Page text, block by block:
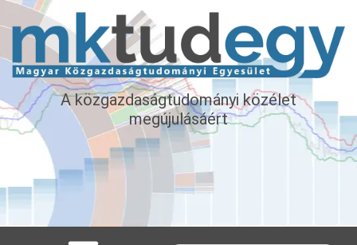
A közgazdaságtudományi közélet
megújulásáért